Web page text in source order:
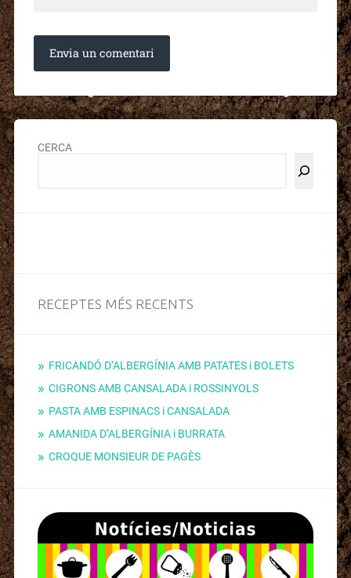
CERCA
RECEPTES MÉS RECENTS
FRICANDÓ D’ALBERGÍNIA AMB PATATES i BOLETS
CIGRONS AMB CANSALADA i ROSSINYOLS
PASTA AMB ESPINACS i CANSALADA
AMANIDA D’ALBERGÍNIA i BURRATA
CROQUE MONSIEUR DE PAGÈS